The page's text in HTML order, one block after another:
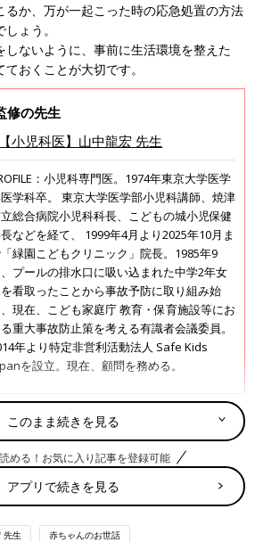
るか、万が一起こった時の応急処置の方法
ょう。
しないように、事前に生活環境を整えた
おくことが大切です。
修の先生
【小児科医】山中龍宏 先生
：小児科専門医。1974年東京大学医学
学科卒。 東京大学医学部小児科講師、焼津
総合病院小児科科長、こどもの城小児保健
などを経て、 1999年4月より2025年10月ま
緑園こどもクリニック」院長。1985年9
、プールの排水口に吸い込まれた中学2年女
看取ったことから事故予防に取り組み始
現在、こども家庭庁 教育・保育施設等にお
重大事故防止策を考える有識者会議委員。
年より特定非営利活動法人 Safe Kids
を設立。現在、顧問を務める。
どをいたずらして傷を負うことも
ない治療法が主流に
が起こりやすいケース
このまま続きを見る
める！お気に入り記事を登録可能
アプリで続きを見る
先生 赤ちゃんのお世話